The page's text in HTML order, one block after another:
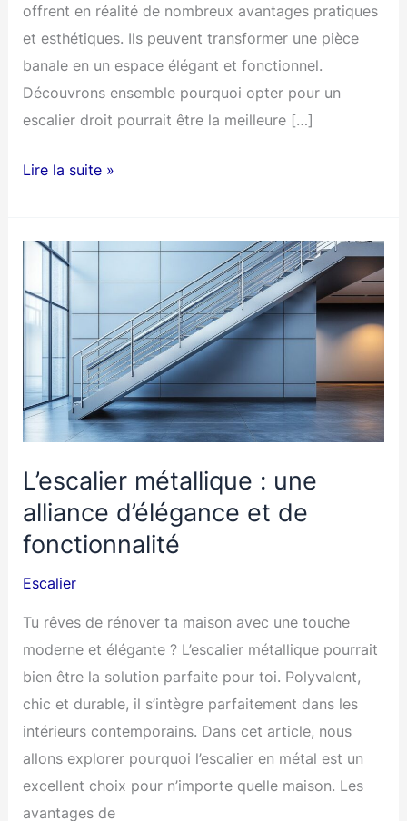
offrent en réalité de nombreux avantages pratiques
et esthétiques. Ils peuvent transformer une pièce
banale en un espace élégant et fonctionnel.
Découvrons ensemble pourquoi opter pour un
escalier droit pourrait être la meilleure […]
Les
choix
esthétique
pour
votre
intérieur
Lire la suite »
L’escalier métallique : une
alliance d’élégance et de
fonctionnalité
Escalier
Tu rêves de rénover ta maison avec une touche
moderne et élégante ? L’escalier métallique pourrait
bien être la solution parfaite pour toi. Polyvalent,
chic et durable, il s’intègre parfaitement dans les
intérieurs contemporains. Dans cet article, nous
allons explorer pourquoi l’escalier en métal est un
excellent choix pour n’importe quelle maison. Les
avantages de